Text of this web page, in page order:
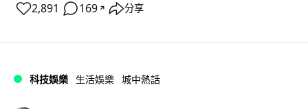
2,891 169 ↗ 分享
科技娛樂 生活娛樂 城中熱話